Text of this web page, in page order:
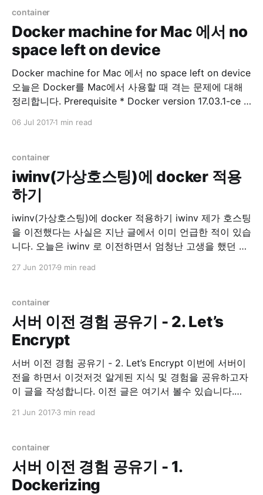
container
Docker machine for Mac 에서 no
space left on device
Docker machine for Mac 에서 no space left on device
오늘은 Docker를 Mac에서 사용할 때 격는 문제에 대해
정리합니다. Prerequisite * Docker version 17.03.1-ce *
이미지
06 Jul 20171 min read
container
iwinv(가상호스팅)에 docker 적용
하기
iwinv(가상호스팅)에 docker 적용하기 iwinv 제가 호스팅
을 이전했다는 사실은 지난 글에서 이미 언급한 적이 있습
니다. 오늘은 iwinv 로 이전하면서 엄청난 고생을 했던 경
용을 하는 것에
27 Jun 20179 min read
container
서버 이전 경험 공유기 - 2. Let’s
Encrypt
서버 이전 경험 공유기 - 2. Let’s Encrypt 이번에 서버이
전을 하면서 이것저것 알게된 지식 및 경험을 공유하고자
이 글을 작성합니다. 이전 글은 여기서 볼수 있습니다.
21 Jun 20173 min read
container
서버 이전 경험 공유기 - 1.
Dockerizing